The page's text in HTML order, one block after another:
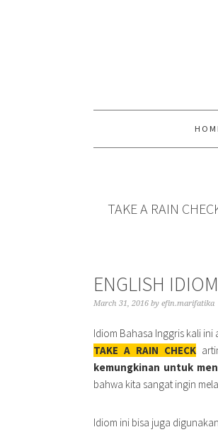
TAKE A RAIN
ENGLISH
March 31, 2016 by efin.marifatika
Idiom Bahasa Inggris kali ini
TAKE A RAIN CHECK
kemungkinan untuk
bahwa kita sangat ingin
Idiom ini bisa juga